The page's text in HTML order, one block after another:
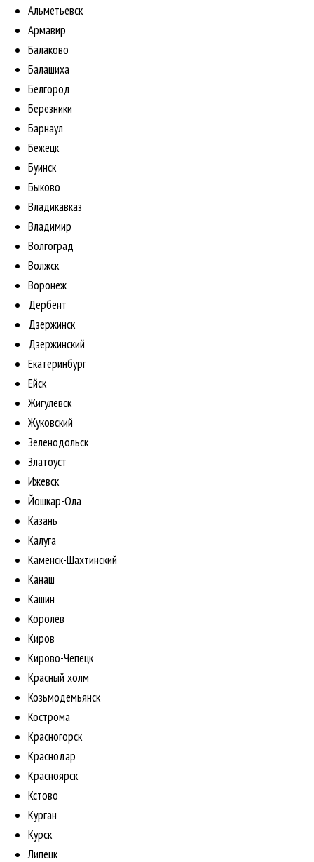
Альметьевск
Армавир
Балаково
Балашиха
Белгород
Березники
Барнаул
Бежецк
Буинск
Быково
Владикавказ
Владимир
Волгоград
Волжск
Воронеж
Дербент
Дзержинск
Дзержинский
Екатеринбург
Ейск
Жигулевск
Жуковский
Зеленодольск
Златоуст
Ижевск
Йошкар-Ола
Казань
Калуга
Каменск-Шахтинский
Канаш
Кашин
Королёв
Киров
Кирово-Чепецк
Красный холм
Козьмодемьянск
Кострома
Красногорск
Краснодар
Красноярск
Кстово
Курган
Курск
Липецк